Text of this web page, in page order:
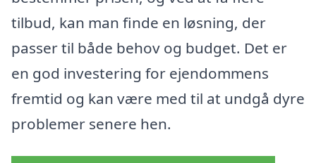
tilbud, kan man finde en løsning, der
passer til både behov og budget. Det er
en god investering for ejendommens
fremtid og kan være med til at undgå dyre
problemer senere hen.